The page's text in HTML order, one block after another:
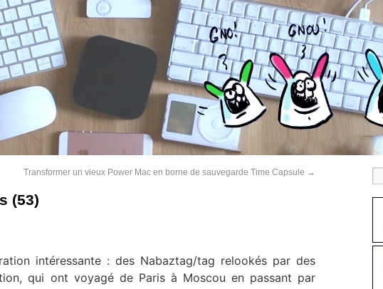
Transformer un vieux Power Mac en borne de sauvegarde Time Capsule →
(53)
intéressante : des Nabaztag/tag relookés par des
qui ont voyagé de Paris à Moscou en passant par